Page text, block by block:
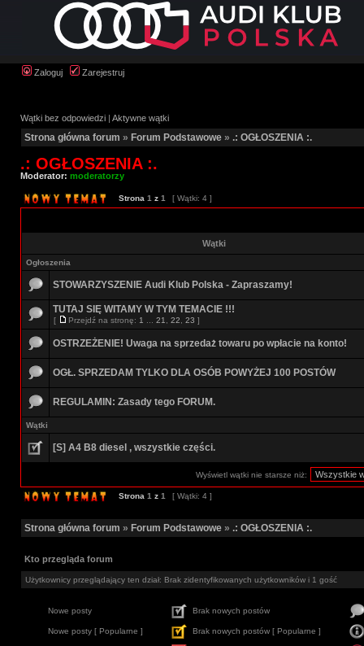
Zaloguj Zarejestruj
Wątki bez odpowiedzi | Aktywne wątki
Strona główna forum » Forum Podstawowe » .: OGŁOSZENIA :.
.: OGŁOSZENIA :.
Moderator: moderatorzy
Strona 1 z 1 [ Wątki: 4 ]
Wątki
Ogłoszenia
STOWARZYSZENIE Audi Klub Polska - Zapraszamy!
TUTAJ SIĘ WITAMY W TYM TEMACIE !!!
[ Przejdź na stronę: 1 21 22 23 ]
OSTRZEŻENIE! Uwaga na sprzedaż towaru po wpłacie na konto!
OGŁ. SPRZEDAM TYLKO DLA OSÓB POWYŻEJ 100 POSTÓW
REGULAMIN: Zasady tego FORUM.
Wątki
[S] A4 B8 diesel , wszystkie części.
Wyświetl wątki nie starsze niż:
Strona 1 z 1 [ Wątki: 4 ]
Strona główna forum » Forum Podstawowe » .: OGŁOSZENIA :.
Kto przegląda forum
Użytkownicy przeglądający ten dział: Brak zidentyfikowanych użytkowników i 1 gość
Nowe posty Brak nowych postów
Nowe posty [ Popularne ] Brak nowych postów [ Popularne ]